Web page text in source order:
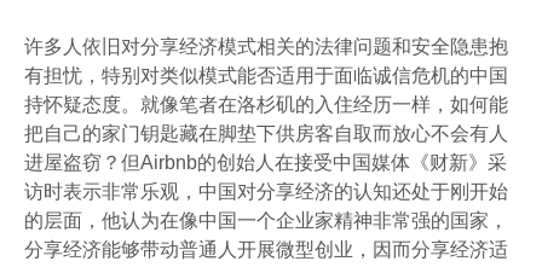
许多人依旧对分享经济模式相关的法律问题和安全隐患抱
有担忧，特别对类似模式能否适用于面临诚信危机的中国
持怀疑态度。就像笔者在洛杉矶的入住经历一样，如何能
把自己的家门钥匙藏在脚垫下供房客自取而放心不会有人
进屋盗窃？但Airbnb的创始人在接受中国媒体《财新》采
访时表示非常乐观，中国对分享经济的认知还处于刚开始
的层面，他认为在像中国一个企业家精神非常强的国家，
分享经济能够带动普通人开展微型创业，因而分享经济适